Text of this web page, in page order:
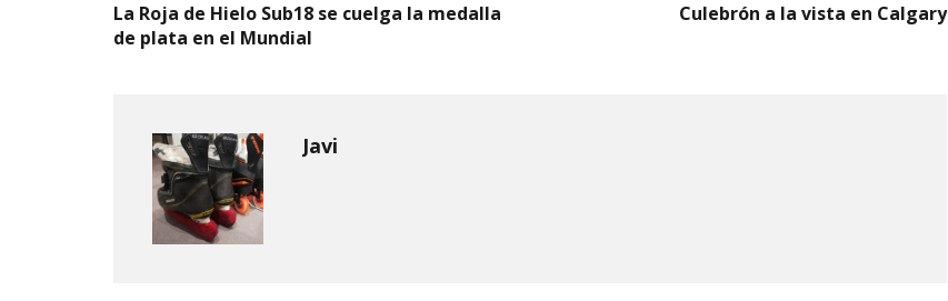
La Roja de Hielo Sub18 se cuelga la medalla
de plata en el Mundial
Culebrón a la vista en Calgary
Javi